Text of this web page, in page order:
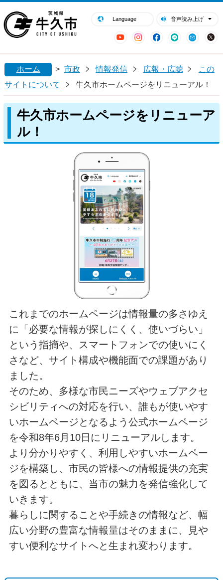
Language 音声読み上げ
YouTubeInstagram
Facebook
LINE Mail
閉じる
ホーム > 市政 情報発信 広報・広聴
この
サイトについて
牛久市ホームページをリニューアル！
牛久市ホームページをリニューア
ル！
これまでのホームページは情報量の多さゆえ
に「必要な情報が探しにくく、使いづらい」
という指摘や、スマートフォンでの使いにく
さなど、サイト構成や機能面での課題があり
ました。
そのため、多様な市民ニーズやウェブアクセ
シビリティへの対応を行い、誰もが使いやす
いホームページとなるよう公式ホームページ
を令和8年6月10日にリニューアルします。
より分かりやすく、利用しやすいホームペー
ジを構築し、市民の皆様への情報提供の充実
を図るとともに、当市の魅力を発信強化して
いきます。
暮らしに関することや手続きの情報など、幅
広い分野の豊富な情報量はそのままに、見や
すい便利なサイトへと生まれ変わります。